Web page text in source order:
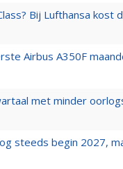
Bij Lufthansa kost
Airbus A350F
met minder
steeds begin 2027,